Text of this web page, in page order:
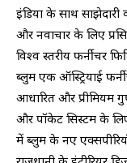
इंडिया के साथ
और नवाचार के लिए
विश्व स्तरीय फर्नीचर
ब्लुम एक ऑस्ट्रियाई
आधारित और प्रीमियम
और पॉकेट सिस्टम के
में ब्लुम के नए